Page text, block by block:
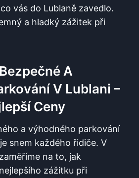
vás do Lublaně zavedlo.
a hladký zážitek při
A
V Lublani –
Ceny
a výhodného parkování
snem každého řidiče. V
na to, jak
zážitku při